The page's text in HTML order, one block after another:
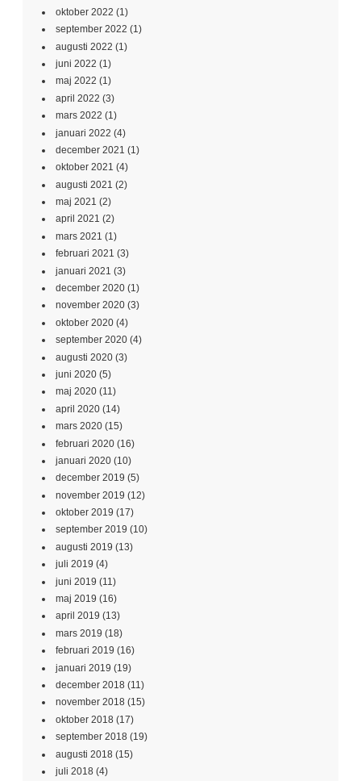
oktober 2022 (1)
september 2022 (1)
augusti 2022 (1)
juni 2022 (1)
maj 2022 (1)
april 2022 (3)
mars 2022 (1)
januari 2022 (4)
december 2021 (1)
oktober 2021 (4)
augusti 2021 (2)
maj 2021 (2)
april 2021 (2)
mars 2021 (1)
februari 2021 (3)
januari 2021 (3)
december 2020 (1)
november 2020 (3)
oktober 2020 (4)
september 2020 (4)
augusti 2020 (3)
juni 2020 (5)
maj 2020 (11)
april 2020 (14)
mars 2020 (15)
februari 2020 (16)
januari 2020 (10)
december 2019 (5)
november 2019 (12)
oktober 2019 (17)
september 2019 (10)
augusti 2019 (13)
juli 2019 (4)
juni 2019 (11)
maj 2019 (16)
april 2019 (13)
mars 2019 (18)
februari 2019 (16)
januari 2019 (19)
december 2018 (11)
november 2018 (15)
oktober 2018 (17)
september 2018 (19)
augusti 2018 (15)
juli 2018 (4)